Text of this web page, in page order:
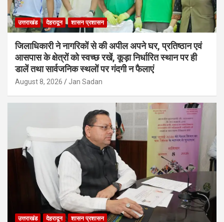
उत्तराखंड देहरादून शासन प्रशासन
जिलाधिकारी ने नागरिकों से की अपील अपने घर, प्रतिष्ठान एवं
आसपास के क्षेत्रों को स्वच्छ रखें, कूड़ा निर्धारित स्थान पर ही
डालें तथा सार्वजनिक स्थलों पर गंदगी न फैलाएं
August 8, 2026 Jan Sadan
उत्तराखंड देहरादून शासन प्रशासन